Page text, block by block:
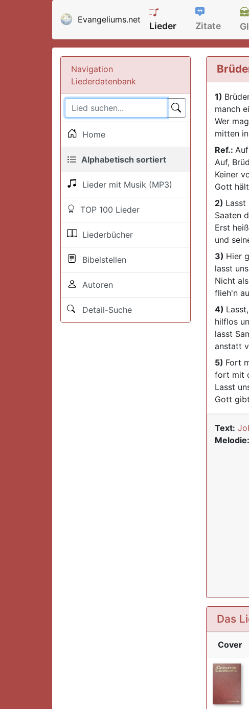
Evangeliums.net
Lieder Zitate
Navigation
Liederdatenbank
Home
Alphabetisch sortiert
Lieder mit Musik (MP3)
TOP 100 Lieder
Liederbücher
Bibelstellen
Autoren
Detail-Suche
1)
manch
Wer
mitten
Ref.:
Auf,
Keiner
Gott
2) Lasst
Saaten
Erst
und
3) Hier
lasst
Nicht
flieh'n
4)
hilflos
lasst
anstatt
5) Fort
fort mit
Lasst
Gott
Text:
Melodie:
Das
Cover